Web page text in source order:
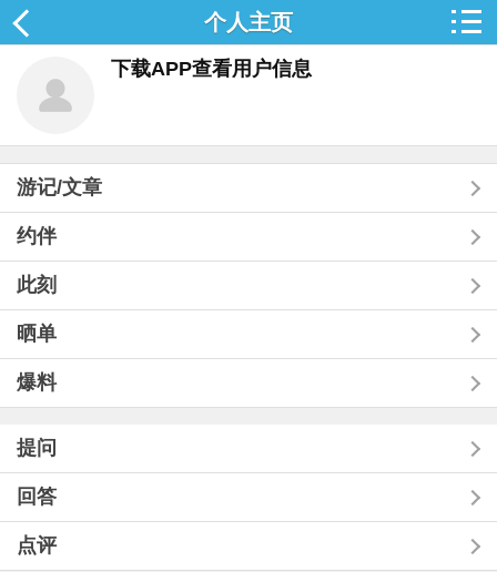
个人主页
下载APP查看用户信息
游记/文章
约伴
此刻
晒单
爆料
提问
回答
点评